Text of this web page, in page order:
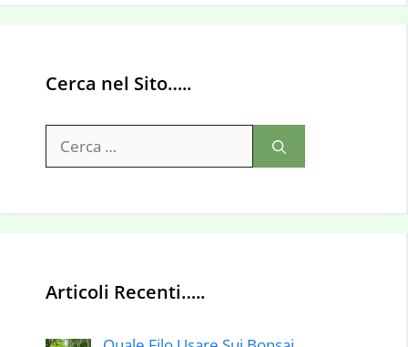
Cerca nel Sito…..
per:
Articoli Recenti…..